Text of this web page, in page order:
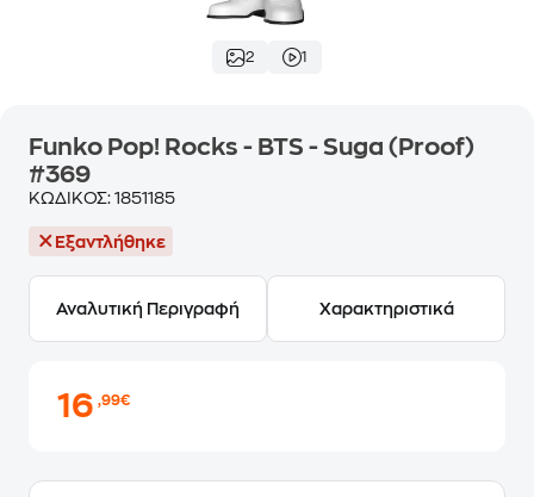
2 1
Funko Pop! Rocks - BTS - Suga (Proof)
#369
ΚΩΔΙΚΟΣ: 1851185
Εξαντλήθηκε
Αναλυτική Περιγραφή Χαρακτηριστικά
16,99€